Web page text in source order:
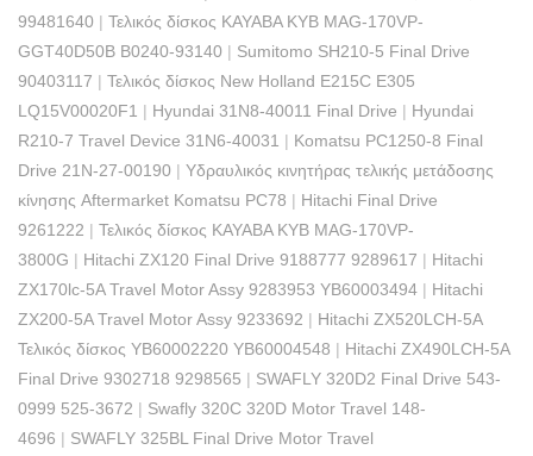
99481640 | Τελικός δίσκος KAYABA KYB MAG-170VP-
GGT40D50B B0240-93140 | Sumitomo SH210-5 Final Drive
90403117 | Τελικός δίσκος New Holland E215C E305
LQ15V00020F1 | Hyundai 31N8-40011 Final Drive | Hyundai
R210-7 Travel Device 31N6-40031 | Komatsu PC1250-8 Final
Drive 21N-27-00190 | Υδραυλικός κινητήρας τελικής μετάδοσης
κίνησης Aftermarket Komatsu PC78 | Hitachi Final Drive
9261222 | Τελικός δίσκος KAYABA KYB MAG-170VP-
3800G | Hitachi ZX120 Final Drive 9188777 9289617 | Hitachi
ZX170lc-5A Travel Motor Assy 9283953 YB60003494 | Hitachi
ZX200-5A Travel Motor Assy 9233692 | Hitachi ZX520LCH-5A
Τελικός δίσκος YB60002220 YB60004548 | Hitachi ZX490LCH-5A
Final Drive 9302718 9298565 | SWAFLY 320D2 Final Drive 543-
0999 525-3672 | Swafly 320C 320D Motor Travel 148-
4696 | SWAFLY 325BL Final Drive Motor Travel